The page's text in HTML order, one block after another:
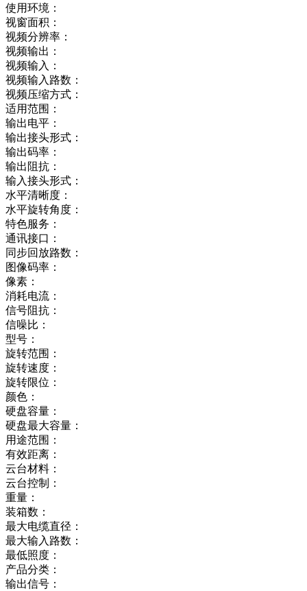
使用环境：
视窗面积：
视频分辨率：
视频输出：
视频输入：
视频输入路数：
视频压缩方式：
适用范围：
输出电平：
输出接头形式：
输出码率：
输出阻抗：
输入接头形式：
水平清晰度：
水平旋转角度：
特色服务：
通讯接口：
同步回放路数：
图像码率：
像素：
消耗电流：
信号阻抗：
信噪比：
型号：
旋转范围：
旋转速度：
旋转限位：
颜色：
硬盘容量：
硬盘最大容量：
用途范围：
有效距离：
云台材料：
云台控制：
重量：
装箱数：
最大电缆直径：
最大输入路数：
最低照度：
产品分类：
输出信号：